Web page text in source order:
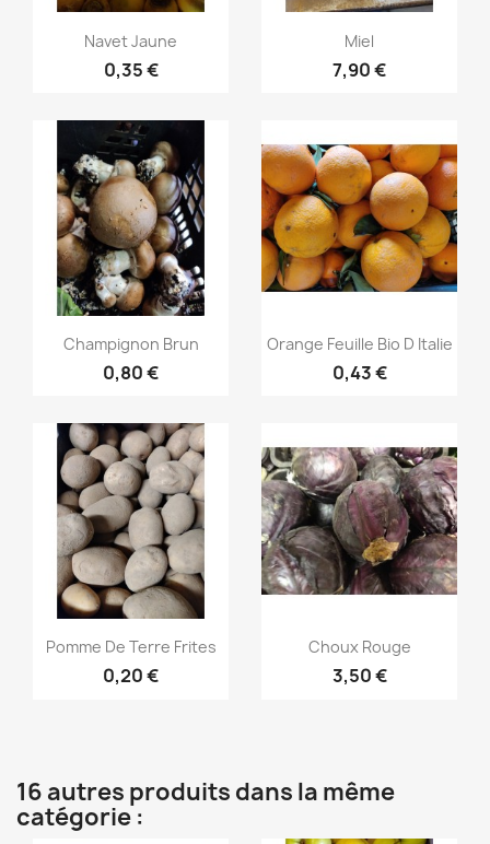
Aperçu rapide
Navet Jaune
0,35 €
Aperçu rapide
Miel
7,90 €
Aperçu rapide
Champignon Brun
0,80 €
Aperçu rapide
Orange Feuille Bio D Italie
0,43 €
Aperçu rapide
Pomme De Terre Frites
0,20 €
Aperçu rapide
Choux Rouge
3,50 €
16 autres produits dans la même
catégorie :